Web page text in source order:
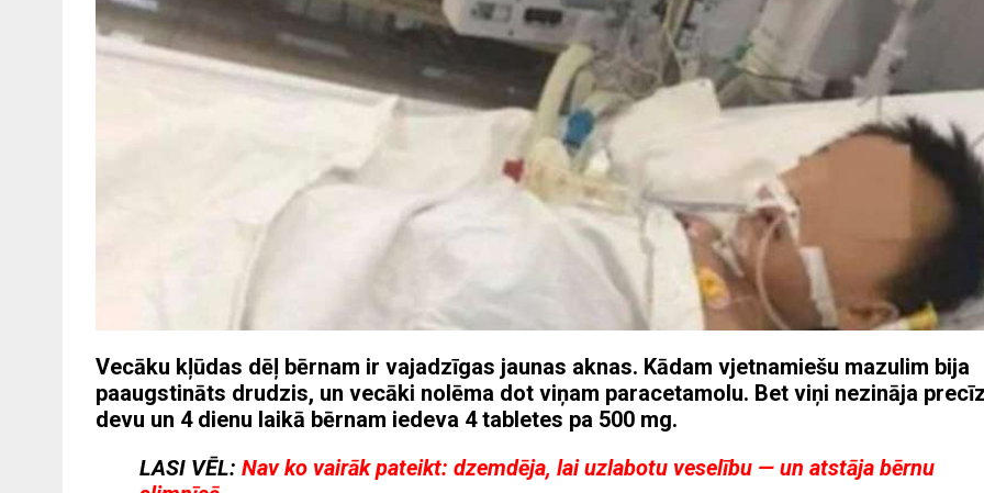
Vecāku kļūdas dēļ bērnam ir vajadzīgas jaunas aknas. Kādam vjetnamiešu mazulim bija
paaugstināts drudzis, un vecāki nolēma dot viņam paracetamolu. Bet viņi nezināja
devu un 4 dienu laikā bērnam iedeva 4 tabletes pa 500 mg.
LASI VĒL: Nav ko vairāk pateikt: dzemdēja, lai uzlabotu veselību — un atstāja bērnu